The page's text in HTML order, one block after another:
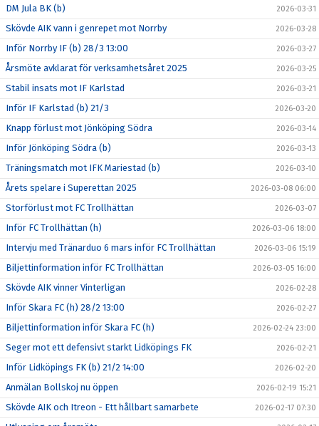
DM Jula BK (b) 2026-03-31
Skövde AIK vann i genrepet mot Norrby 2026-03-28
Inför Norrby IF (b) 28/3 13:00 2026-03-27
Årsmöte avklarat för verksamhetsåret 2025 2026-03-25
Stabil insats mot IF Karlstad 2026-03-21
Inför IF Karlstad (b) 21/3 2026-03-20
Knapp förlust mot Jönköping Södra 2026-03-14
Inför Jönköping Södra (b) 2026-03-13
Träningsmatch mot IFK Mariestad (b) 2026-03-10
Årets spelare i Superettan 2025 2026-03-08 06:00
Storförlust mot FC Trollhättan 2026-03-07
Inför FC Trollhättan (h) 2026-03-06 18:00
Intervju med Tränarduo 6 mars inför FC Trollhättan 2026-03-06 15:19
Biljettinformation inför FC Trollhättan 2026-03-05 16:00
Skövde AIK vinner Vinterligan 2026-02-28
Inför Skara FC (h) 28/2 13:00 2026-02-27
Biljettinformation inför Skara FC (h) 2026-02-24 23:00
Seger mot ett defensivt starkt Lidköpings FK 2026-02-21
Inför Lidköpings FK (b) 21/2 14:00 2026-02-20
Anmälan Bollskoj nu öppen 2026-02-19 15:21
Skövde AIK och Itreon - Ett hållbart samarbete 2026-02-17 07:30